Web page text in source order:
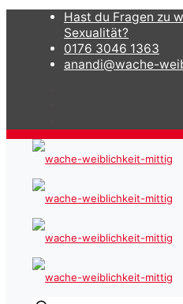
Hast du Fragen zu
Sexualität?
0176 3046 1363
anandi@wache-